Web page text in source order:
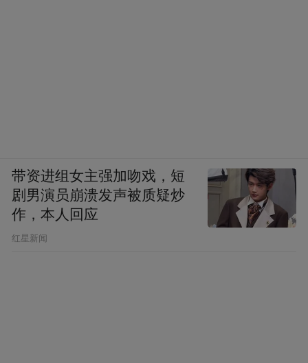
带资进组女主强加吻戏，短
剧男演员崩溃发声被质疑炒
作，本人回应
​红星新闻